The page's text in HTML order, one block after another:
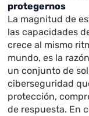
protegernos
La magnitud de
las capacidades
crece al mismo
mundo, es la
un conjunto de
ciberseguridad
protección,
de respuesta. En